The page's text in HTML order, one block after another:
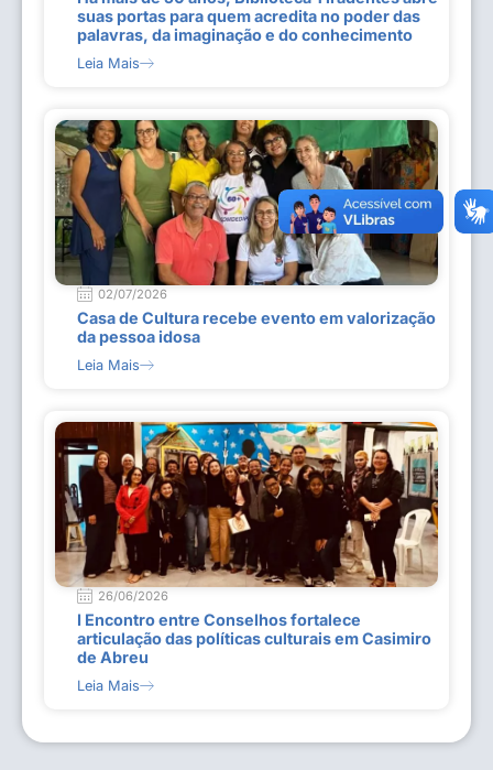
suas portas para quem acredita no poder das
palavras, da imaginação e do conhecimento
Leia Mais
02/07/2026
Casa de Cultura recebe evento em valorização
da pessoa idosa
Leia Mais
26/06/2026
I Encontro entre Conselhos fortalece
articulação das políticas culturais em Casimiro
de Abreu
Leia Mais